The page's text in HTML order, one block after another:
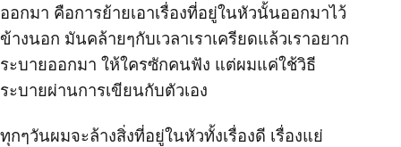
ออกมา คือการย้ายเอาเรื่องที่อยู่ในหัวนั้นออกมาไว้
ข้างนอก มันคล้ายๆกับเวลาเราเครียดแล้วเราอยาก
ระบายออกมา ให้ใครซักคนฟัง แต่ผมแค่ใช้วิธี
ระบายผ่านการเขียนกับตัวเอง
ทุกๆวันผมจะล้างสิ่งที่อยู่ในหัวทั้งเรื่องดี เรื่องแย่